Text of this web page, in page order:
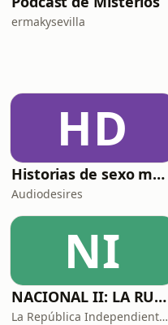
ermakysevilla
HD
Historias de sexo muy intensas y calientes
Audiodesires
NI
NACIONAL II: LA RUTA DEL EXILIO
La República Independiente de la Radio